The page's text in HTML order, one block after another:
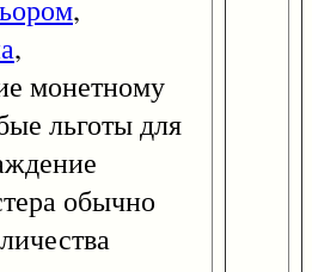
,
,
монетному
льготы для
обычно